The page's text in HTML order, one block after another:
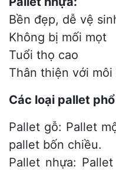
Bền đẹp, dễ vệ
Không bị mối mọt
Tuổi thọ cao
Thân thiện với môi
Các loại pallet
Pallet gỗ: Pallet
pallet bốn chiều.
Pallet nhựa: